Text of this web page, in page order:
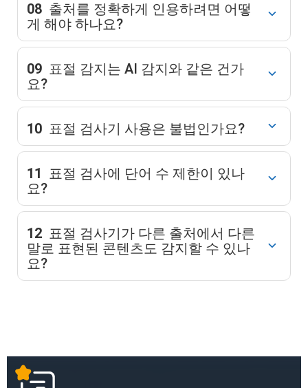
08 출처를 정확하게 인용하려면 어떻
게 해야 하나요?
09 표절 감지는 AI 감지와 같은 건가
요?
10 표절 검사기 사용은 불법인가요?
11 표절 검사에 단어 수 제한이 있나
요?
12 표절 검사기가 다른 출처에서 다른
말로 표현된 콘텐츠도 감지할 수 있나
요?